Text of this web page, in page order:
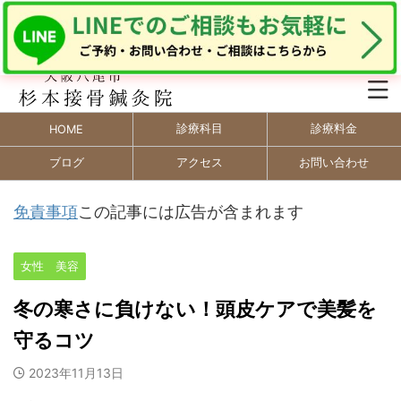
HOME 診療科目 診療料金
ブログ アクセス お問い合わせ
免責事項この記事には広告が含まれます
女性 美容
冬の寒さに負けない！頭皮ケアで美髪を
守るコツ
2023年11月13日